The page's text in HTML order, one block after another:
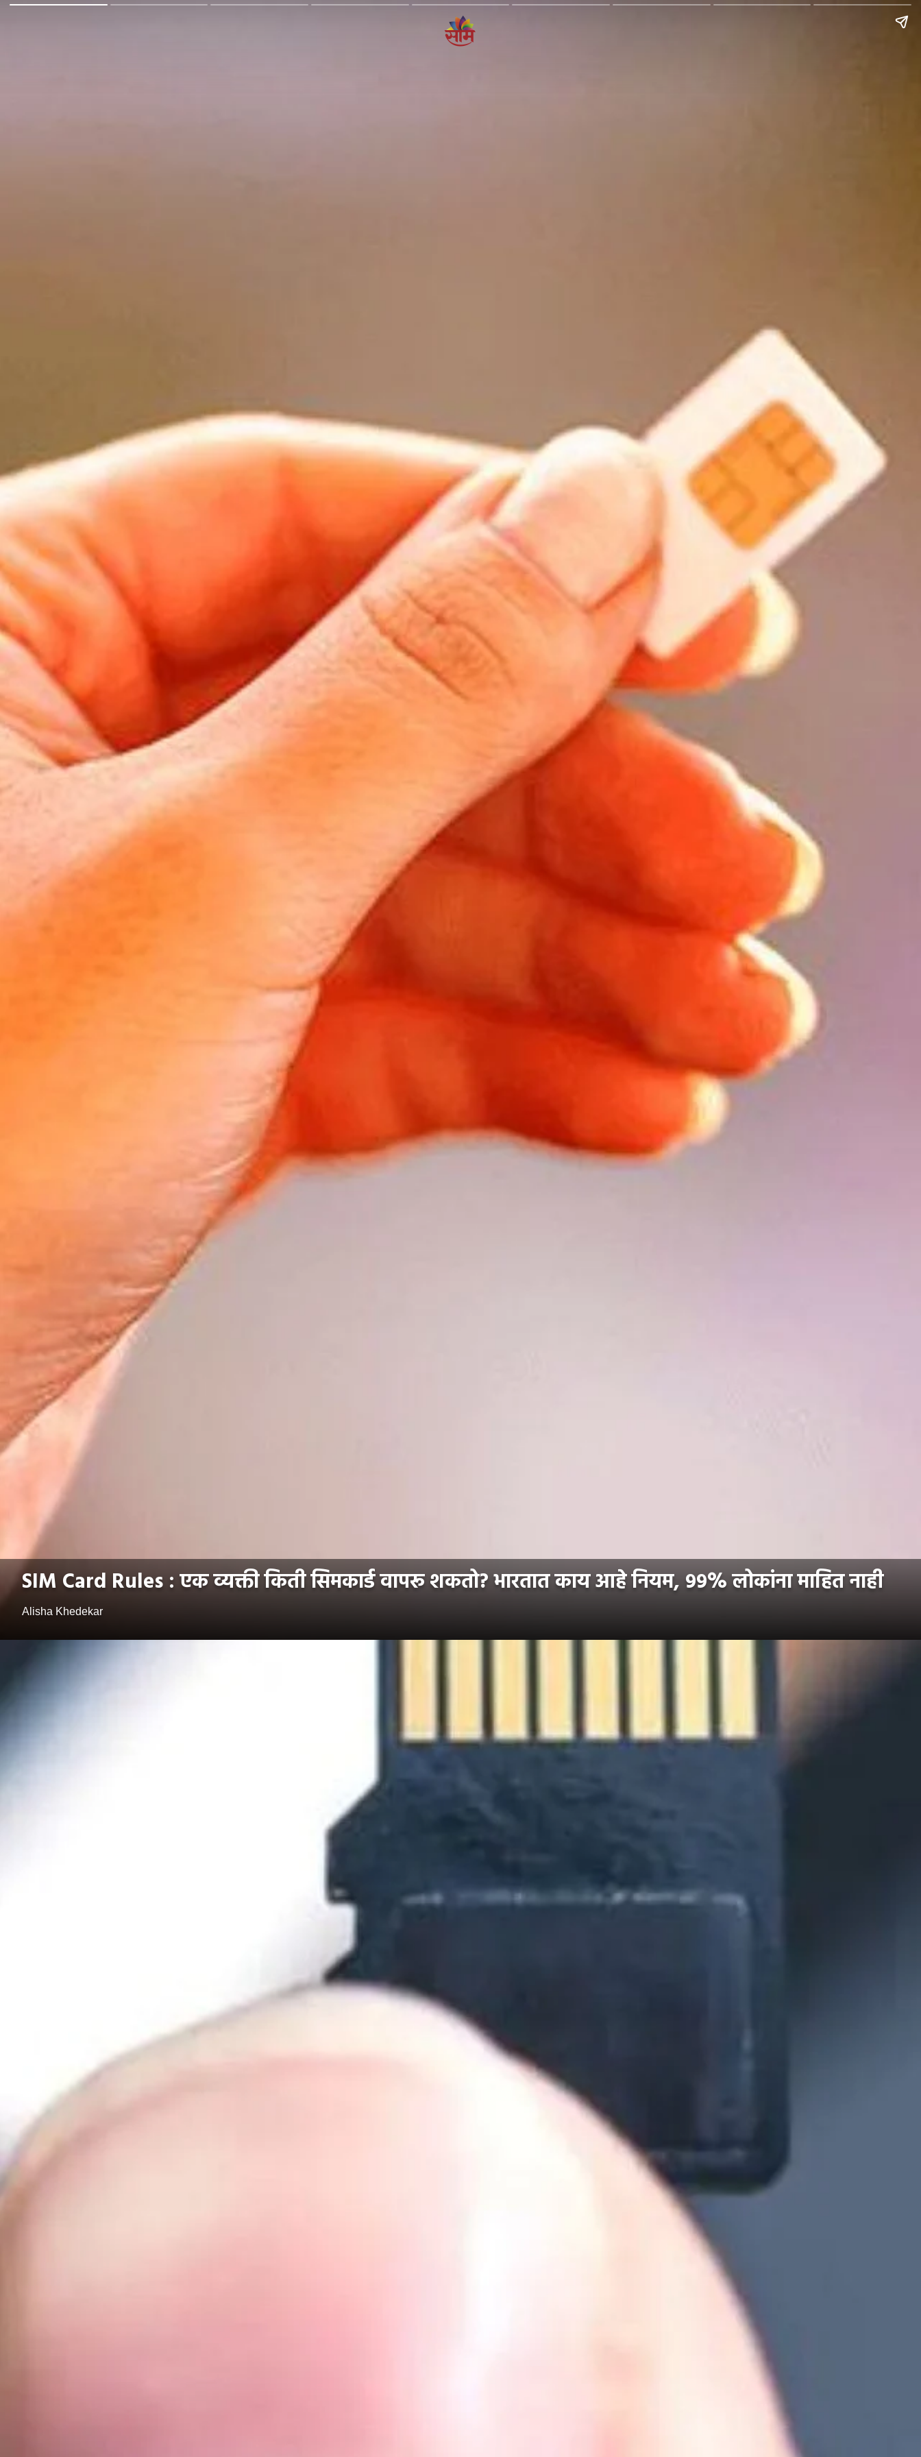
SIM Card Rules : एक व्यक्ती किती सिमकार्ड वापरू शकतो? भारतात काय आहे नियम, ९९% लोकांना माहित नाही
Alisha Khedekar